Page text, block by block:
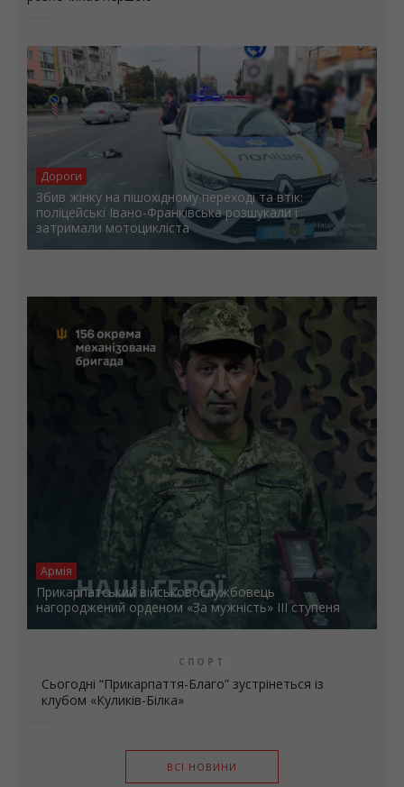
Дороги
Збив жінку на пішохідному переході та втік:
поліцейські Івано-Франківська розшукали і
затримали мотоцикліста
Армія
Прикарпатський військовослужбовець
нагороджений орденом «За мужність» ІІІ ступеня
СПОРТ
Сьогодні “Прикарпаття-Благо” зустрінеться із
клубом «Куликів-Білка»
ВСІ НОВИНИ